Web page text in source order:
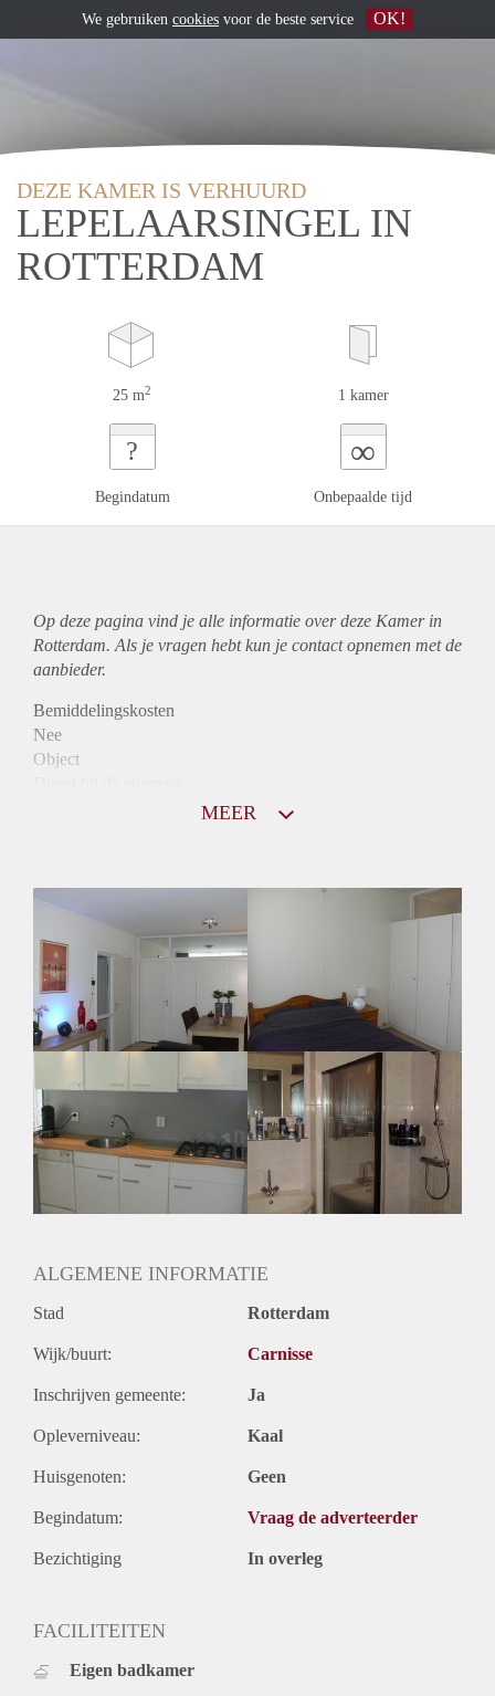
DEZE KAMER IS VERHUURD
LEPELAARSINGEL IN
ROTTERDAM
25 m2 1 kamer
?
Begindatum
∞
Onbepaalde tijd
Op deze pagina vind je alle informatie over deze Kamer in
Rotterdam. Als je vragen hebt kun je contact opnemen met de
aanbieder.
Bemiddelingskosten
Nee
Object
Huurtoeslag
Inkomen eis
2,8 X Maandhuur Bruto
Huurtermijn
Onbepaalde termijn
Oplevering
MEER
ALGEMENE INFORMATIE
Stad Rotterdam
Wijk/buurt: Carnisse
Inschrijven gemeente: Ja
Opleverniveau: Kaal
Huisgenoten: Geen
Begindatum: Vraag de adverteerder
Bezichtiging In overleg
FACILITEITEN
Eigen badkamer
We gebruiken cookies voor de beste service OK!